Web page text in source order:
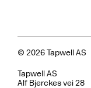
© 2026 Tapwell AS
Tapwell AS
Alf Bjerckes vei 28